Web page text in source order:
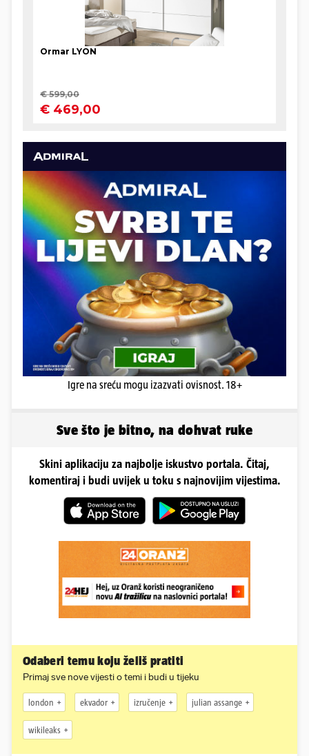
Igre na sreću mogu izazvati ovisnost. 18+
Sve što je bitno, na dohvat ruke
Skini aplikaciju za najbolje iskustvo portala. Čitaj,
komentiraj i budi uvijek u toku s najnovijim vijestima.
Odaberi temu koju želiš pratiti
Primaj sve nove vijesti o temi i budi u tijeku
london ekvador izručenje julian assange
wikileaks